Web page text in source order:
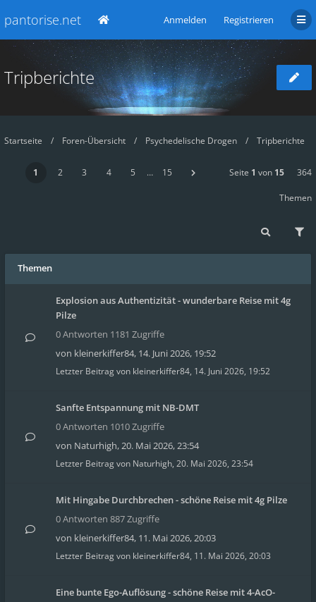
pantorise.net Anmelden Registrieren
Tripberichte
Startseite Foren-Übersicht Psychedelische Drogen Tripberichte
1 2 3 4 5 … 15 Seite 1 von 15 364
Themen
Themen
Explosion aus Authentizität - wunderbare Reise mit 4g
Pilze
0 Antworten 1181 Zugriffe
von kleinerkiffer84, 14. Juni 2026, 19:52
Letzter Beitrag von kleinerkiffer84, 14. Juni 2026, 19:52
Sanfte Entspannung mit NB-DMT
0 Antworten 1010 Zugriffe
von Naturhigh,20. Mai 2026, 23:54
Letzter Beitrag von Naturhigh, 20. Mai 2026, 23:54
Mit Hingabe Durchbrechen - schöne Reise mit 4g Pilze
0 Antworten 887 Zugriffe
von kleinerkiffer84, 11. Mai 2026, 20:03
Letzter Beitrag von kleinerkiffer84, 11. Mai 2026, 20:03
Eine bunte Ego-Auflösung - schöne Reise mit 4-AcO-